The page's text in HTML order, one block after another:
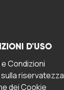
D'USO
Condizioni
riservatezza
dei Cookie